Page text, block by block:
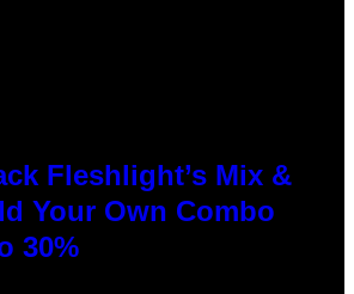
Fleshlight’s Mix &
Your Own Combo
30%